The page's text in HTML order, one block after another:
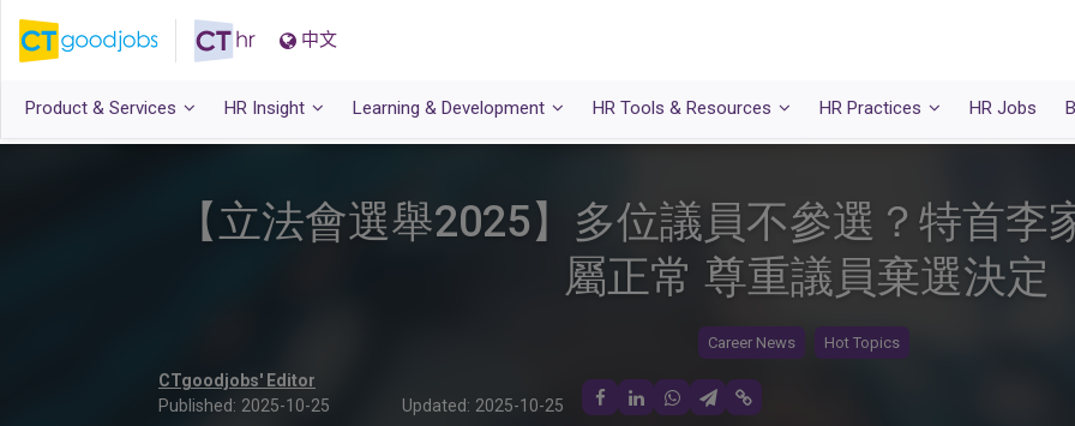
中文
Product & Services HR Insight Learning & Development HR Tools & Resources HR Practices HR Jobs
【立法會選舉2025】多位議員不參選？特首李
屬正常 尊重議員棄選決定
Career News Hot Topics
CTgoodjobs' Editor
Published: 2025-10-25 Updated: 2025-10-25